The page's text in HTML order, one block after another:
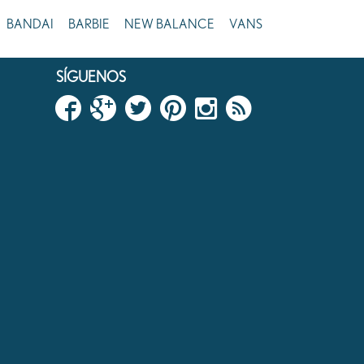
BANDAI BARBIE NEW BALANCE VANS
SÍGUENOS